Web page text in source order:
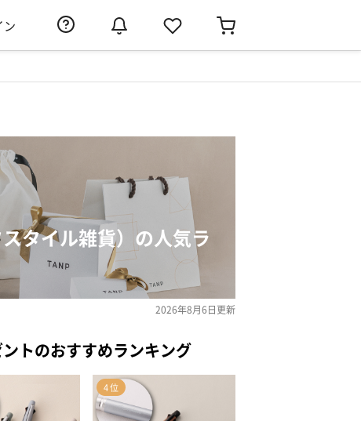
ン
タイル雑貨）の人気ラ
2026年8月6日更新
トのおすすめランキング